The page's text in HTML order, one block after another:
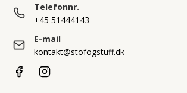
Telefonnr.
+45 51444143
E-mail
kontakt@stofogstuff.dk